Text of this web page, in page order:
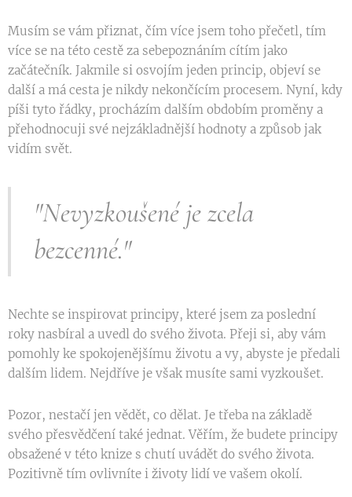
Musím se vám přiznat, čím více jsem toho přečetl, tím
více se na této cestě za sebepoznáním cítím jako
začátečník. Jakmile si osvojím jeden princip, objeví se
další a má cesta je nikdy nekončícím procesem. Nyní, kdy
píši tyto řádky, procházím dalším obdobím proměny a
přehodnocuji své nejzákladnější hodnoty a způsob jak
vidím svět.
"Nevyzkoušené je zcela
bezcenné."
Nechte se inspirovat principy, které jsem za poslední
roky nasbíral a uvedl do svého života. Přeji si, aby vám
pomohly ke spokojenějšímu životu a vy, abyste je předali
dalším lidem. Nejdříve je však musíte sami vyzkoušet.
Pozor, nestačí jen vědět, co dělat. Je třeba na základě
svého přesvědčení také jednat. Věřím, že budete principy
obsažené v této knize s chutí uvádět do svého života.
Pozitivně tím ovlivníte i životy lidí ve vašem okolí.